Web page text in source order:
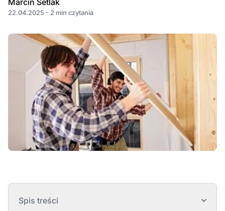
Marcin Setlak
22.04.2025 - 2 min czytania
Spis treści